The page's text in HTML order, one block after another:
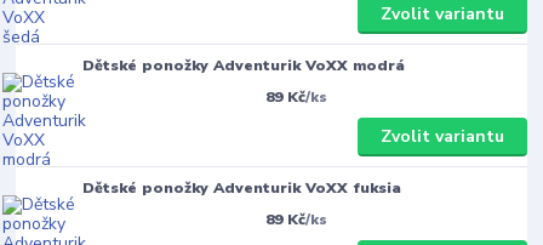
Zvolit variantu
Dětské ponožky Adventurik VoXX modrá
89 Kč/ks
Zvolit variantu
Dětské ponožky Adventurik VoXX fuksia
89 Kč/ks